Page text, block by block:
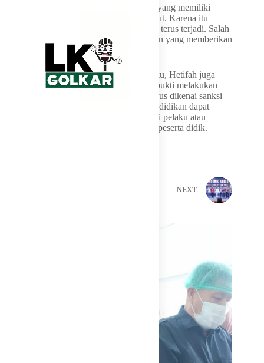
“Karena pelakunya kadang-kadang orang yang memiliki
power dan pengaruh, membuat korban takut. Karena itu
persoalan ini harus dibongkar supaya tidak terus terjadi. Salah
satu kuncinya adalah memberikan hukuman yang memberikan
Tak hanya meminta sanksi berat bagi pelaku, Hetifah juga
menegaskan lembaga pendidikan yang terbukti melakukan
atau sengaja menutupi kasus kekerasan harus dikenai sanksi
tegas. Menurutnya, penutupan institusi pendidikan dapat
menjadi pilihan apabila terbukti melindungi pelaku atau
menutup-nutupi kasus kekerasan terhadap peserta didik.
NEXT